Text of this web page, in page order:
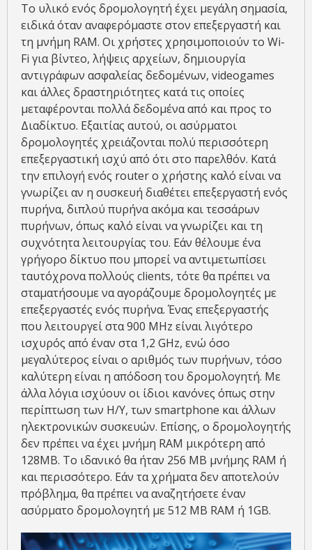
Το υλικό ενός δρομολογητή έχει μεγάλη σημασία,
ειδικά όταν αναφερόμαστε στον επεξεργαστή και
τη μνήμη RAM. Οι χρήστες χρησιμοποιούν το Wi-
Fi για βίντεο, λήψεις αρχείων, δημιουργία
αντιγράφων ασφαλείας δεδομένων, videogames
και άλλες δραστηριότητες κατά τις οποίες
μεταφέρονται πολλά δεδομένα από και προς το
Διαδίκτυο. Εξαιτίας αυτού, οι ασύρματοι
δρομολογητές χρειάζονται πολύ περισσότερη
επεξεργαστική ισχύ από ότι στο παρελθόν. Κατά
την επιλογή ενός router ο χρήστης καλό είναι να
γνωρίζει αν η συσκευή διαθέτει επεξεργαστή ενός
πυρήνα, διπλού πυρήνα ακόμα και τεσσάρων
πυρήνων, όπως καλό είναι να γνωρίζει και τη
συχνότητα λειτουργίας του. Εάν θέλουμε ένα
γρήγορο δίκτυο που μπορεί να αντιμετωπίσει
ταυτόχρονα πολλούς clients, τότε θα πρέπει να
σταματήσουμε να αγοράζουμε δρομολογητές με
επεξεργαστές ενός πυρήνα. Ένας επεξεργαστής
που λειτουργεί στα 900 MHz είναι λιγότερο
ισχυρός από έναν στα 1,2 GHz, ενώ όσο
μεγαλύτερος είναι ο αριθμός των πυρήνων, τόσο
καλύτερη είναι η απόδοση του δρομολογητή. Με
άλλα λόγια ισχύουν οι ίδιοι κανόνες όπως στην
περίπτωση των Η/Υ, των smartphone και άλλων
ηλεκτρονικών συσκευών. Επίσης, ο δρομολογητής
δεν πρέπει να έχει μνήμη RAM μικρότερη από
128MB. Το ιδανικό θα ήταν 256 MB μνήμης RAM ή
και περισσότερο. Εάν τα χρήματα δεν αποτελούν
πρόβλημα, θα πρέπει να αναζητήσετε έναν
ασύρματο δρομολογητή με 512 MB RAM ή 1GB.